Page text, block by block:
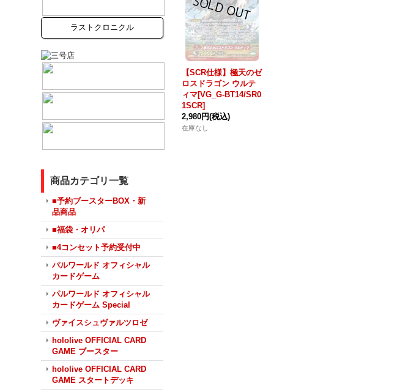
ラストクロニクル
商品カテゴリ一覧
■予約ブースターBOX・新
品商品
■福袋・オリパ
■4コンセット予約受付中
パルワールド オフィシャル
カードゲーム
パルワールド オフィシャル
カードゲーム Special
ヴァイスシュヴァルツロゼ
hololive OFFICIAL CARD
GAME ブースター
hololive OFFICIAL CARD
GAME スタートデッキ
【SCR仕様】極天のゼ
ロスドラゴン ウルテ
ィマ[VG_G-BT14/SR0
1SCR]
2,980円(税込)
在庫なし